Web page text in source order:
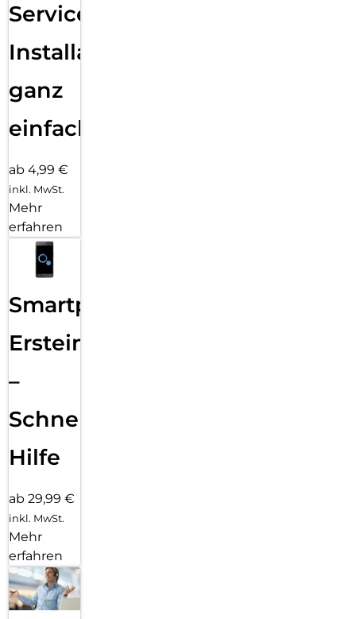
Services
Installation
ganz
einfach
ab 4,99 €
inkl. MwSt.
Mehr
erfahren
Smartphone
Ersteinrichtung
–
Schnelle
Hilfe
ab 29,99 €
inkl. MwSt.
Mehr
erfahren